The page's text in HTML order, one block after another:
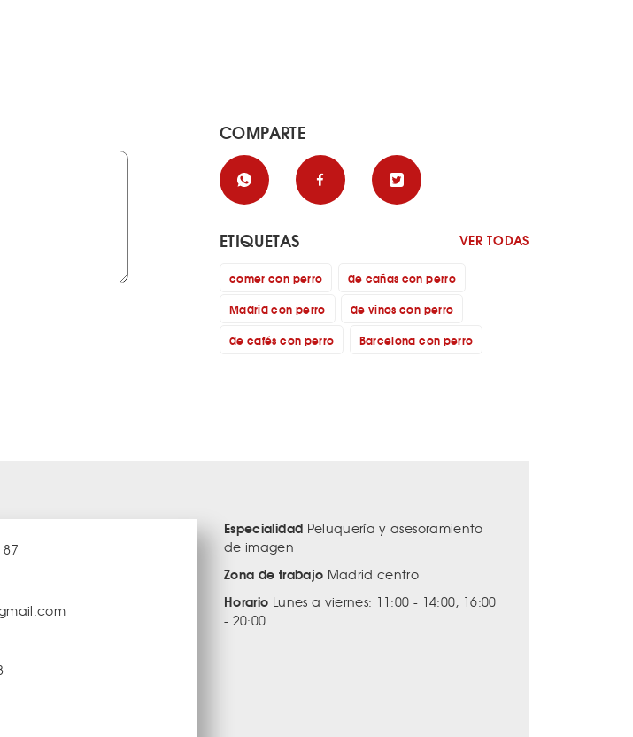
COMPARTE
ETIQUETAS VER TODAS
comer con perro
de cañas con perro
Madrid con perro
de vinos con perro
de cafés con perro
Barcelona con perro
87
Especialidad Peluquería y asesoramiento
de imagen
Zona de trabajo Madrid centro
Horario Lunes a viernes: 11:00 - 14:00, 16:00
- 20:00